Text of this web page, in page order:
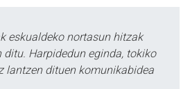
eskualdeko nortasun hitzak
ditu. Harpidedun eginda, tokiko
lantzen dituen komunikabidea